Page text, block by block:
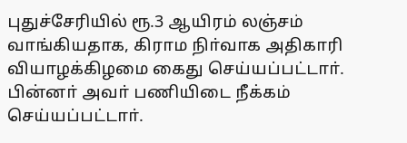
புதுச்சேரியில் ரூ.3 ஆயிரம் லஞ்சம்
வாங்கியதாக, கிராம நிா்வாக அதிகாரி
வியாழக்கிழமை கைது செய்யப்பட்டாா்.
பின்னா் அவா் பணியிடை நீக்கம்
செய்யப்பட்டாா்.